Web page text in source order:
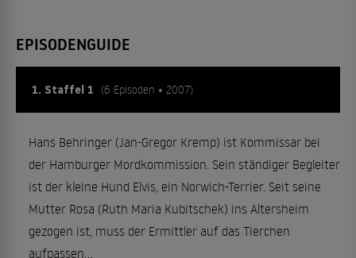
EPISODENGUIDE
1. Staffel 1 (6 Episoden • 2007)
Hans Behringer (Jan-Gregor Kremp) ist Kommissar bei
der Hamburger Mordkommission. Sein ständiger Begleiter
ist der kleine Hund Elvis, ein Norwich-Terrier. Seit seine
Mutter Rosa (Ruth Maria Kubitschek) ins Altersheim
gezogen ist, muss der Ermittler auf das Tierchen
aufpassen...